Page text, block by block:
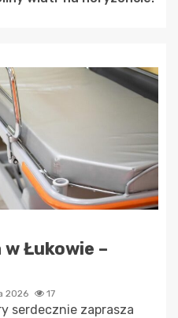
Łukowie –
2026 17
serdecznie zaprasza